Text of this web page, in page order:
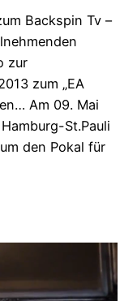
Backspin Tv –
zur
zum „EA
Am 09. Mai
St.Pauli
den Pokal für